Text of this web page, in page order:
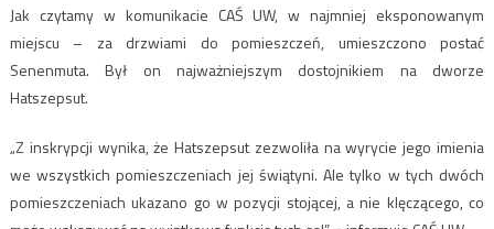
Jak czytamy w komunikacie CAŚ UW, w najmniej eksponowanym
miejscu – za drzwiami do pomieszczeń, umieszczono postać
Senenmuta. Był on najważniejszym dostojnikiem na dworze
Hatszepsut.
„Z inskrypcji wynika, że Hatszepsut zezwoliła na wyrycie jego imienia
we wszystkich pomieszczeniach jej świątyni. Ale tylko w tych dwóch
pomieszczeniach ukazano go w pozycji stojącej, a nie klęczącego, co